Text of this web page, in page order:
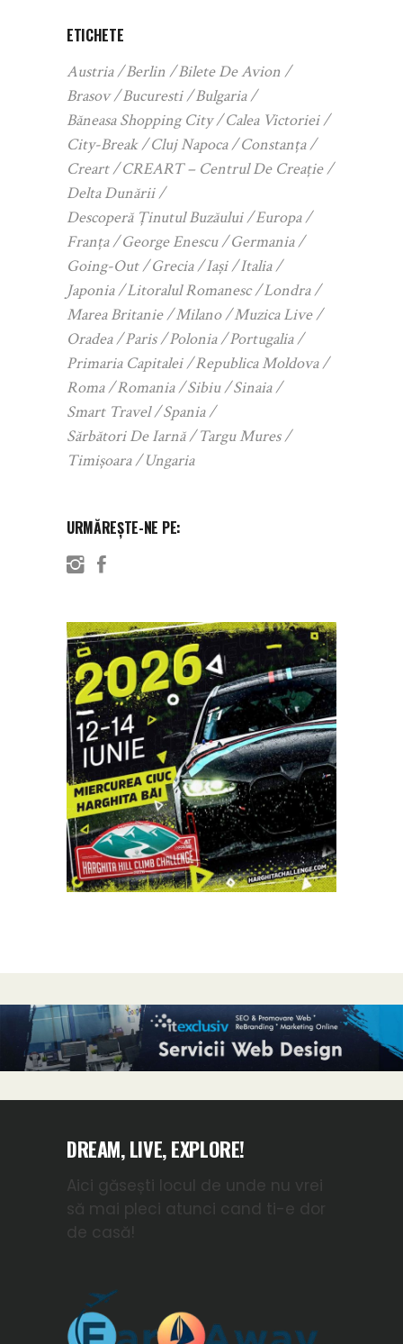
ETICHETE
Austria Berlin
Bilete De Avion
Brasov
Bucuresti
Bulgaria
Băneasa Shopping City
Calea Victoriei
City-Break
Cluj Napoca
Constanța
Creart
CREART – Centrul De Creație
Delta Dunării
Descoperă Ținutul Buzăului
Europa
Franța
George Enescu
Germania
Going-Out
Grecia Iași
Italia
Japonia
Litoralul Romanesc
Londra
Marea Britanie
Milano
Muzica Live
Oradea
Paris Polonia
Portugalia
Primaria Capitalei
Republica Moldova
Roma
Romania Sibiu
Sinaia
Smart Travel
Spania
Sărbători De Iarnă
Targu Mures
Timișoara
Ungaria
URMĂREȘTE-NE PE:
DREAM, LIVE, EXPLORE!
Aici găsești locul de unde nu vrei
să mai pleci atunci cand ti-e dor
de casă!